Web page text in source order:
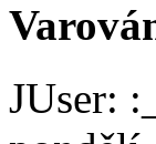
JUser: